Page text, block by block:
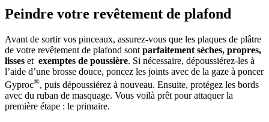
Peindre votre revêtement de plafond
Avant de sortir vos pinceaux, assurez-vous que les plaques de plâtre
de votre revêtement de plafond sont parfaitement sèches, propres,
lisses et exemptes de poussière. Si nécessaire, dépoussiérez-les à
l’aide d’une brosse douce, poncez les joints avec de la gaze à poncer
Gyproc®, puis dépoussiérez à nouveau. Ensuite, protégez les bords
avec du ruban de masquage. Vous voilà prêt pour attaquer la
première étape : le primaire.